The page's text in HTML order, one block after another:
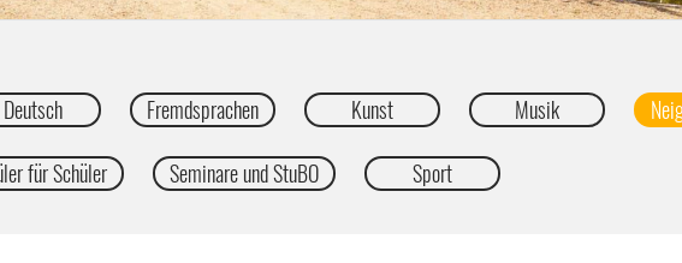
Deutsch Fremdsprachen Kunst Musik
für Schüler Seminare und StuBO Sport